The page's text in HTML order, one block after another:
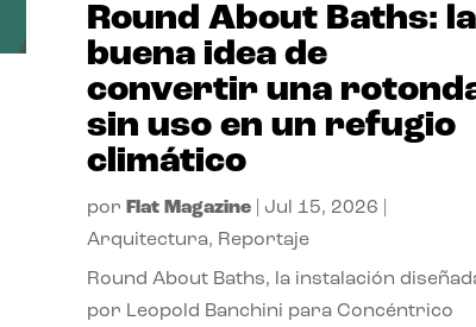
Round About Baths: la
buena idea de
convertir una
sin uso en un refugio
climático
por Flat Magazine| Jul 15, 2026
Arquitectura, Reportaje
Round About Baths, la instalación
por Leopold Banchini para Concéntrico